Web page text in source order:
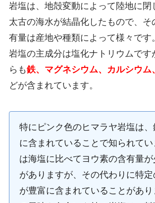
岩塩は、地殻変動によって陸地に閉
太古の海水が結晶化したもので、そ
有量は産地や種類によって様々です
岩塩の主成分は塩化ナトリウムです
らも鉄、マグネシウム、カルシウム
どが含まれています。
特にピンク色のヒマラヤ岩塩は、
に含まれていることで知られて
は海塩に比べてヨウ素の含有量が
がありますが、その代わりに特
が豊富に含まれていることがあ